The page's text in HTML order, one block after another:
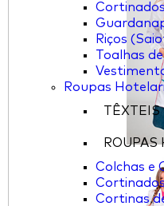
Riços
Toalhas
Roupas
TÊXTEIS
ROUPAS
Colchas e
Cortinas